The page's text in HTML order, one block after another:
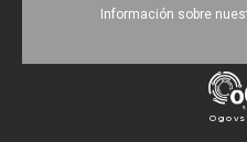
Información sobre